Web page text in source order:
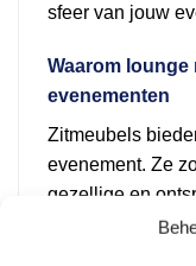
sfeer van jouw
Waarom lounge
evenementen
Zitmeubels
evenement. Ze
gezellige en
praktisch en